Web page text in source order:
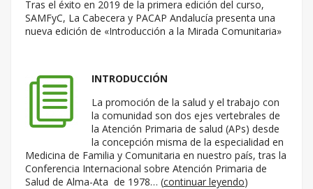
Tras el éxito en 2019 de la primera edición del curso,
SAMFyC, La Cabecera y PACAP Andalucía presenta una
nueva edición de «Introducción a la Mirada Comunitaria»
INTRODUCCIÓN
La promoción de la salud y el trabajo con
la comunidad son dos ejes vertebrales de
la Atención Primaria de salud (APs) desde
la concepción misma de la especialidad en
Medicina de Familia y Comunitaria en nuestro país, tras la
Conferencia Internacional sobre Atención Primaria de
Salud de Alma-Ata de 1978… (continuar leyendo)